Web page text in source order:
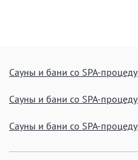
Сауны и бани со SPA-
Сауны и бани со SPA-
Сауны и бани со SPA-